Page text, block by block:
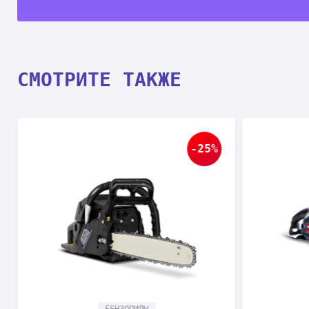
СМОТРИТЕ ТАКЖЕ
-25%